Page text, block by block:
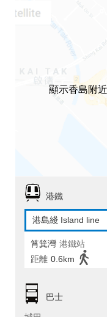
顯示香島附
港鐵
港島綫 Island line
筲箕灣 港鐵站
距離 0.6km
巴士